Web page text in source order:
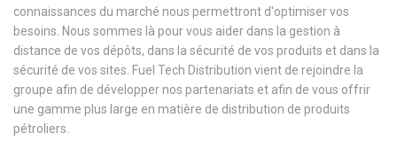
connaissances du marché nous permettront d'optimiser vos
besoins. Nous sommes là pour vous aider dans la gestion à
distance de vos dépôts, dans la sécurité de vos produits et dans la
sécurité de vos sites. Fuel Tech Distribution vient de rejoindre la
groupe afin de développer nos partenariats et afin de vous offrir
une gamme plus large en matière de distribution de produits
pétroliers.